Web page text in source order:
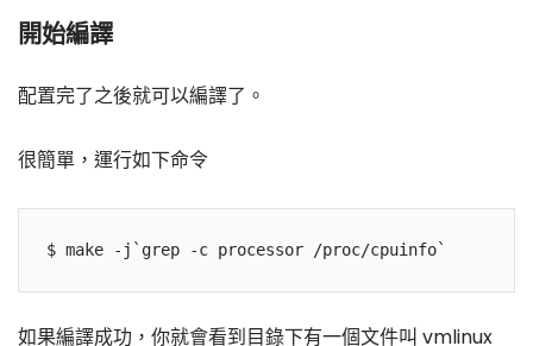
開始編譯
配置完了之後就可以編譯了。
很簡單，運行如下命令
如果編譯成功，你就會看到目錄下有一個文件叫 vmlinux